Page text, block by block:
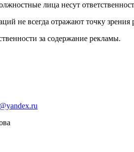
лица несут
не всегда отражают точку зрения
за содержание рекламы.